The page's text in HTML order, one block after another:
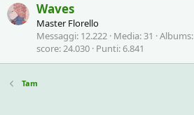
Waves
Master Florello
Messaggi 12.222 Media 31 Albums
score 24.030 Punti 6.841
Tam